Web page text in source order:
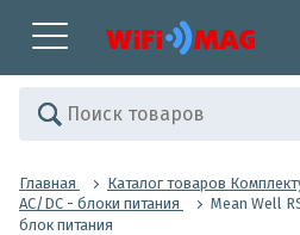
Главная Каталог товаров
AC/DC - блоки питания
Mean Well
блок питания